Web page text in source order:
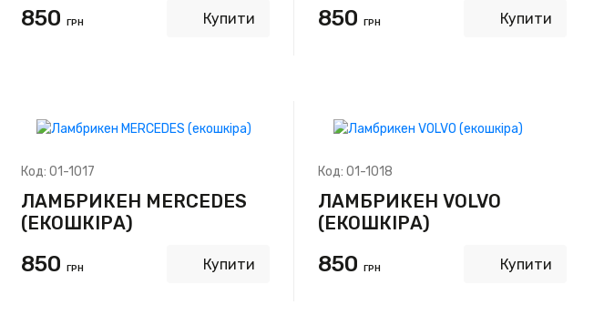
850 ГРН Купити 850 ГРН Купити
Код: 01-1017
ЛАМБРИКЕН MERCEDES
(ЕКОШКІРА)
850 ГРН Купити
Код: 01-1018
ЛАМБРИКЕН VOLVO
(ЕКОШКІРА)
850 ГРН Купити